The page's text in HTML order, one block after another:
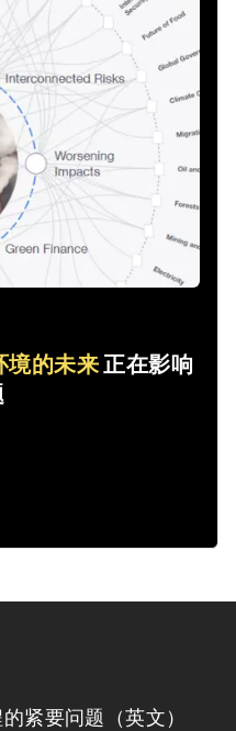
境的未来正在影响
紧要问题（英文）